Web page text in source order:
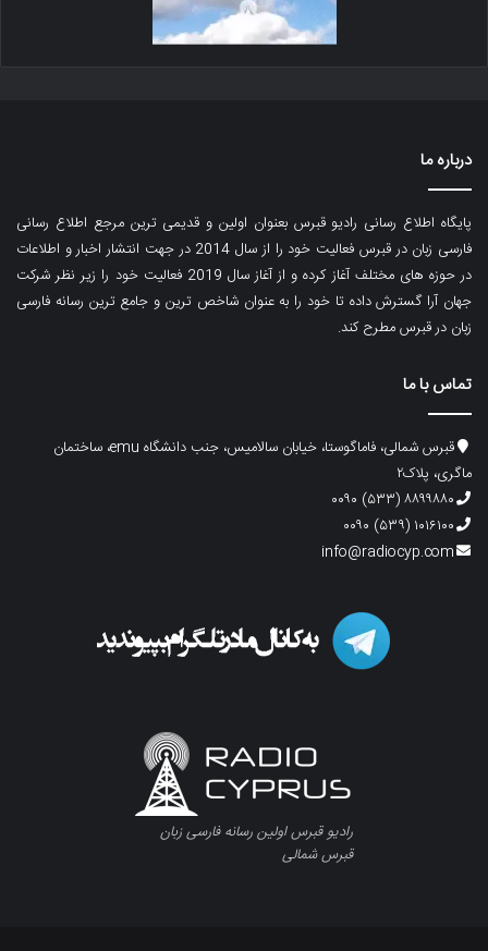
درباره ما
پایگاه اطلاع رسانی رادیو قبرس بعنوان اولین و قدیمی ترین مرجع اطلاع رسانی
فارسی زبان در قبرس فعالیت خود را از سال 2014 در جهت انتشار اخبار و اطلاعات
در حوزه های مختلف آغاز کرده و از آغاز سال 2019 فعالیت خود را زیر نظر شرکت
جهان آرا گسترش داده تا خود را به عنوان شاخص ترین و جامع ترین رسانه فارسی
زبان در قبرس مطرح کند.
تماس با ما
قبرس شمالی، فاماگوستا، خیابان سالامیس، جنب دانشگاه emu، ساختمان
ماگری، پلاک۲
۸۸۹۹۸۸۰ (۵۳۳) ۰۰۹۰
۱۰۱۶۱۰۰ (۵۳۹) ۰۰۹۰
info@radiocyp.com
رادیو قبرس اولین رسانه فارسی زبان
قبرس شمالی